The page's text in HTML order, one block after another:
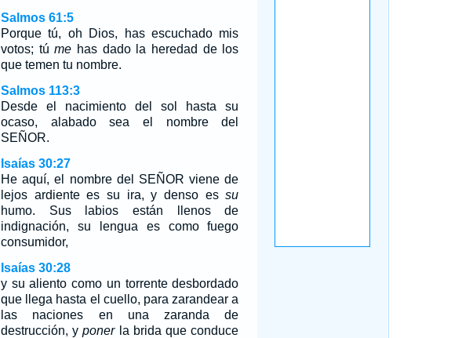
Salmos 61:5
Porque tú, oh Dios, has escuchado mis
votos; túme has dado la heredad de los
que temen tu nombre.
Salmos 113:3
Desde el nacimiento del sol hasta su
ocaso, alabado sea el nombre del
SEÑOR.
Isaías 30:27
He aquí, el nombre del SEÑOR viene de
lejos ardiente es su ira, y denso essu
humo. Sus labios están llenos de
indignación, su lengua es como fuego
consumidor,
Isaías 30:28
y su aliento como un torrente desbordado
que llega hasta el cuello, para zarandear a
las naciones en una zaranda de
destrucción, yponerla brida que conduce